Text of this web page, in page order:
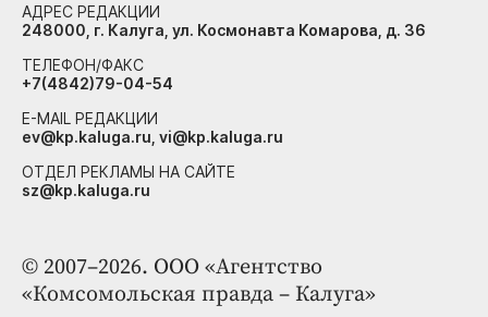
© 2007–2026. ООО «Агентство
«Комсомольская правда – Калуга»
АДРЕС РЕДАКЦИИ
248000, г. Калуга, ул. Космонавта Комарова, д. 36
ТЕЛЕФОН/ФАКС
+7(4842)79-04-54
E-MAIL РЕДАКЦИИ
ev@kp.kaluga.ru, vi@kp.kaluga.ru
ОТДЕЛ РЕКЛАМЫ НА САЙТЕ
sz@kp.kaluga.ru